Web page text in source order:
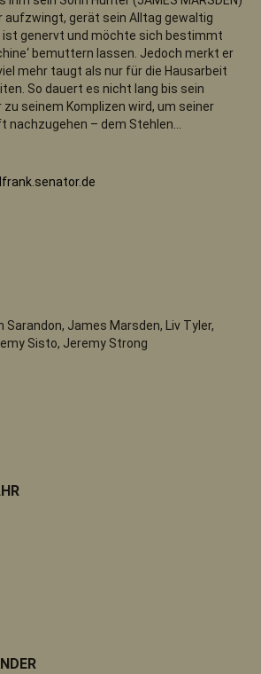
aufzwingt, gerät sein Alltag gewaltig
ist genervt und möchte sich bestimmt
bemuttern lassen. Jedoch merkt er
mehr taugt als nur für die Hausarbeit
So dauert es nicht lang bis sein
seinem Komplizen wird, um seiner
nachzugehen – dem Stehlen…
Sarandon, James Marsden, Liv Tyler,
Sisto, Jeremy Strong